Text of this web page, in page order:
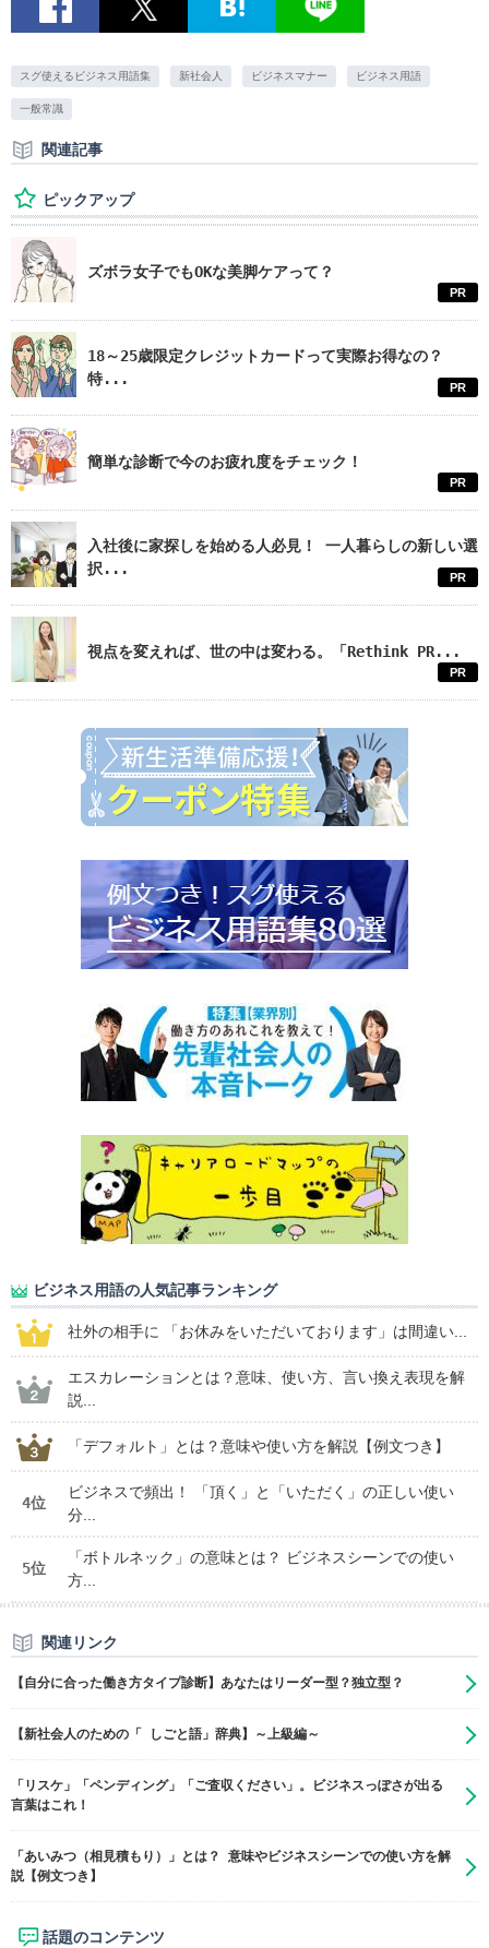
スグ使えるビジネス用語集 新社会人 ビジネスマナー ビジネス用語
一般常識
関連記事
ピックアップ
ズボラ女子でもOKな美脚ケアって？
PR
18～25歳限定クレジットカードって実際お得なの？
特...
PR
簡単な診断で今のお疲れ度をチェック！
PR
入社後に家探しを始める人必見！ 一人暮らしの新しい選
択...
PR
視点を変えれば、世の中は変わる。「Rethink PR...
PR
ビジネス用語の人気記事ランキング
社外の相手に 「お休みをいただいております」は間違い...
エスカレーションとは？意味、使い方、言い換え表現を解
説...
「デフォルト」とは？意味や使い方を解説【例文つき】
4位
ビジネスで頻出！ 「頂く」と「いただく」の正しい使い
分...
5位
「ボトルネック」の意味とは？ ビジネスシーンでの使い
方...
関連リンク
【自分に合った働き方タイプ診断】あなたはリーダー型？独立型？
【新社会人のための「 しごと語」辞典】～上級編～
「リスケ」「ペンディング」「ご査収ください」。ビジネスっぽさが出る
言葉はこれ！
「あいみつ（相見積もり）」とは？ 意味やビジネスシーンでの使い方を解
説【例文つき】
話題のコンテンツ